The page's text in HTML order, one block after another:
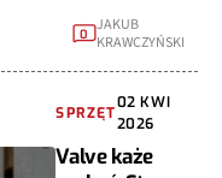
0 JAKUB
KRAWCZYŃSKI
SPRZĘT
02 KWI
2026
Valve każe